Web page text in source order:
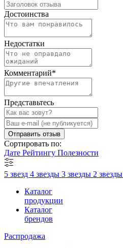
Достоинства
Недостатки
Комментарий*
Представьтесь
Отправить отзыв
Сортировать по:
Дате Рейтингу Полезности
5 звезд 4 звезды 3 звезды 2 звезды
Каталог
продукции
Каталог
брендов
Распродажа